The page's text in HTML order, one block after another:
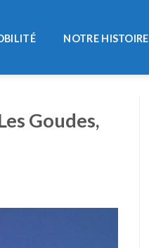
NOTRE HISTOIRE
Goudes,